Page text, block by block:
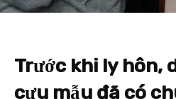
Trước khi ly hôn,
cựu mẫu đã có